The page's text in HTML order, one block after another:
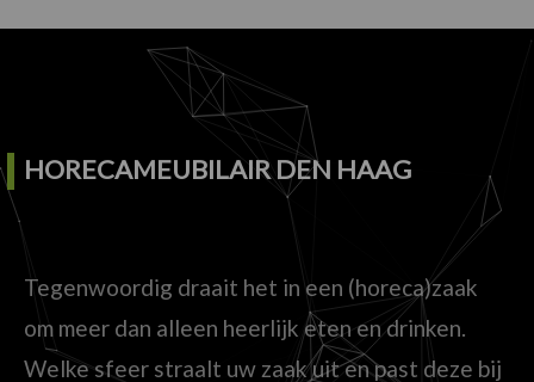
HORECAMEUBILAIR DEN HAAG
Tegenwoordig draait het in een (horeca)zaak
om meer dan alleen heerlijk eten en drinken.
Welke sfeer straalt uw zaak uit en past deze bij